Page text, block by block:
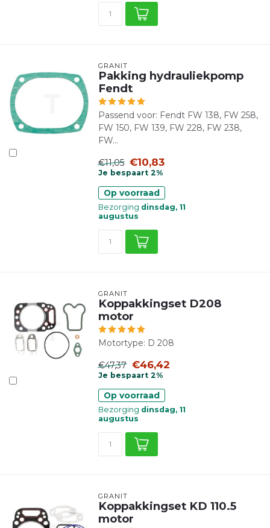
GRANIT
Pakking hydrauliekpomp
Fendt
Passend voor: Fendt FW 138, FW 258,
FW 150, FW 139, FW 228, FW 238,
FW...
€11,05 €10,83
Je bespaart 2%
Op voorraad
Bezorging dinsdag, 11
augustus
GRANIT
Koppakkingset D208
motor
Motortype: D 208
€47,37 €46,42
Je bespaart 2%
Op voorraad
Bezorging dinsdag, 11
augustus
GRANIT
Koppakkingset KD 110.5
motor